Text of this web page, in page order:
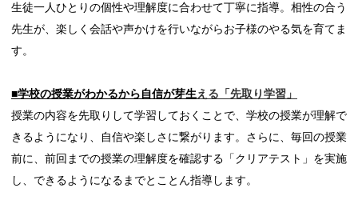
生徒一人ひとりの個性や理解度に合わせて丁寧に指導。相性の合う
先生が、楽しく会話や声かけを行いながらお子様のやる気を育てま
す。
■学校の授業がわかるから自信が芽生える「先取り学習」
授業の内容を先取りして学習しておくことで、学校の授業が理解で
きるようになり、自信や楽しさに繋がります。さらに、毎回の授業
前に、前回までの授業の理解度を確認する「クリアテスト」を実施
し、できるようになるまでとことん指導します。